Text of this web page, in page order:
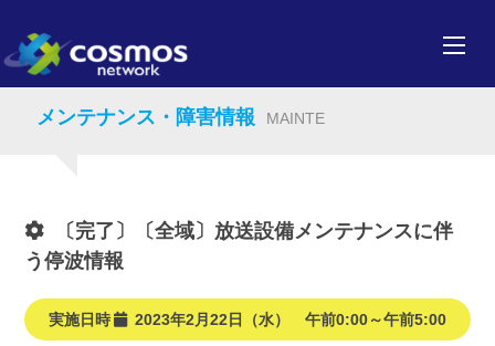
メンテナンス・障害情報 MAINTE
〔完了〕〔全域〕放送設備メンテナンスに伴
う停波情報
実施日時 2023年2月22日（水） 午前0:00～午前5:00